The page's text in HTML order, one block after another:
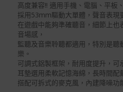
退回之商品必須是全新狀態且完
裝、紙箱及所有附隨文件或資料)
商品到貨後進行開箱前請全程錄
品本身瑕疵之退貨商品若有上述
權向消費者收取相應的整新費用。
*遊戲光碟、軟體等影音商品屬智
者保護法第十九條第二項規定，
高度兼容!! 適用手機、電腦、平板
採用53mm驅動大單體，聲音表現
在遊戲中能夠準確聽音，細節上也
音場感，
監聽及音樂聆聽都適用，特別是聽
樂。
可調式鋁製框架，耐用度提升，可
耳墊選用柔軟記憶海綿，長時間配
搭配可拆式的麥克風，內建降噪功